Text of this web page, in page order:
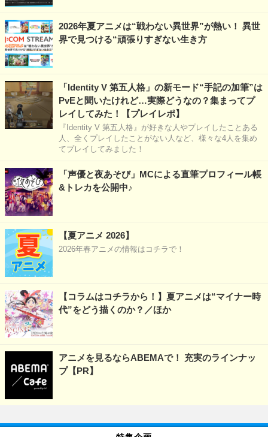
2026年夏アニメは“戦わない異世界”が熱い！ 異世
界で見つける“頑張りすぎない生き方
「Identity V 第五人格」の新モード“手記の加筆”は
PvEと聞いたけれど…実際どうなの？集まってプ
レイしてみた！【プレイレポ】
『Identity V 第五人格』が好きな人やプレイしたことある
人、全くプレイしたことがない人など、様々な4人を集め
てプレイしてみました！
「声優と夜あそび」MCによる直筆プロフィール帳
&トレカを公開中♪
【夏アニメ 2026】
2026年春アニメの情報はコチラで！
【コラムはコチラから！】夏アニメは“マイナー時
代”をどう描くのか？／ほか
アニメを見るならABEMAで！ 充実のラインナッ
プ【PR】